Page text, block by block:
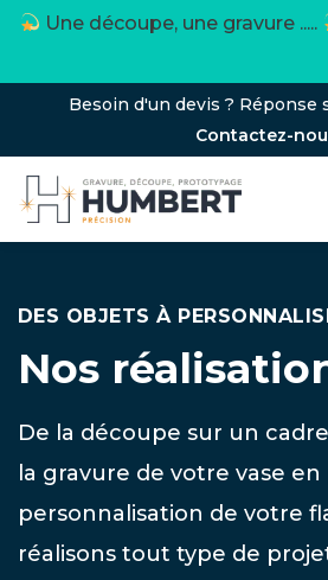
Une découpe, une gravure .....
Besoin d'un devis ? Réponse
Contactez-
DES OBJETS À
Nos
De la découpe sur un
la gravure de votre vase
personnalisation de votre
réalisons tout type de